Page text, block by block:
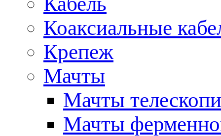
Коаксиальные
Крепеж
Мачты
Мачты
Мачты